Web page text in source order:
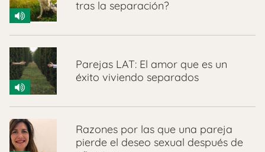
tras la separación?
Parejas LAT: El amor que es un
éxito viviendo separados
Razones por las que una pareja
pierde el deseo sexual después de